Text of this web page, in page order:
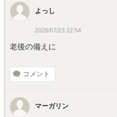
よっし
2026/07/23 22:54
老後の備えに
コメント
マーガリン